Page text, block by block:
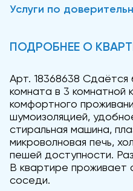
Услуги по
ПОДРОБНЕЕ О
Арт. 18368638 Сдаётся
комната в 3 комнатной
комфортного
шумоизоляцией,
стиральная машина,
микроволновая печь,
пешей доступности.
В квартире проживает
соседи.